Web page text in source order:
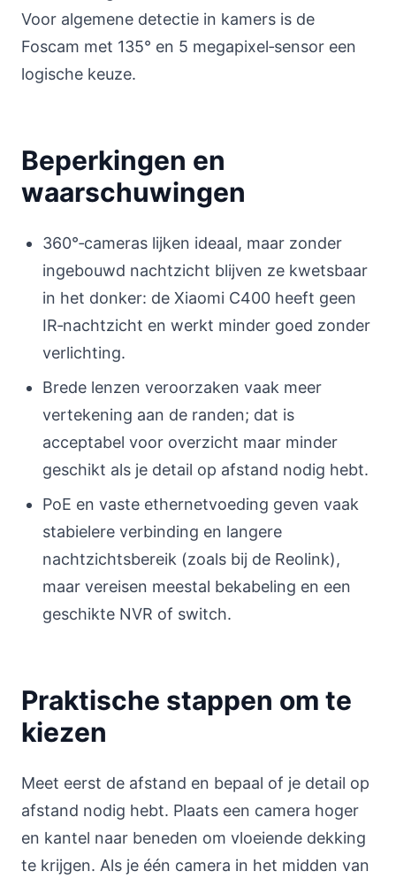
Voor algemene detectie in kamers is de
Foscam met 135° en 5 megapixel‑sensor een
logische keuze.
Beperkingen en
waarschuwingen
360°‑cameras lijken ideaal, maar zonder
ingebouwd nachtzicht blijven ze kwetsbaar
in het donker: de Xiaomi C400 heeft geen
IR‑nachtzicht en werkt minder goed zonder
verlichting.
Brede lenzen veroorzaken vaak meer
vertekening aan de randen; dat is
acceptabel voor overzicht maar minder
geschikt als je detail op afstand nodig hebt.
PoE en vaste ethernetvoeding geven vaak
stabielere verbinding en langere
nachtzichtsbereik (zoals bij de Reolink),
maar vereisen meestal bekabeling en een
geschikte NVR of switch.
Praktische stappen om te
kiezen
Meet eerst de afstand en bepaal of je detail op
afstand nodig hebt. Plaats een camera hoger
en kantel naar beneden om vloeiende dekking
te krijgen. Als je één camera in het midden van